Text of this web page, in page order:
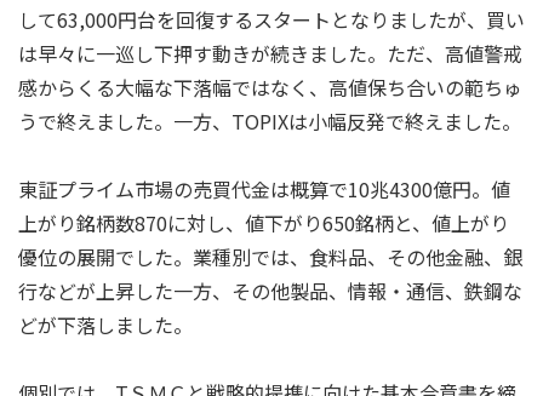
して63,000円台を回復するスタートとなりましたが、買い
は早々に一巡し下押す動きが続きました。ただ、高値警戒
感からくる大幅な下落幅ではなく、高値保ち合いの範ちゅ
うで終えました。一方、TOPIXは小幅反発で終えました。
東証プライム市場の売買代金は概算で10兆4300億円。値
上がり銘柄数870に対し、値下がり650銘柄と、値上がり
優位の展開でした。業種別では、食料品、その他金融、銀
行などが上昇した一方、その他製品、情報・通信、鉄鋼な
どが下落しました。